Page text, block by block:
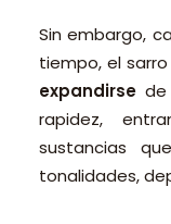
Sin embargo,
tiempo, el
expandirse
rapidez,
sustancias
tonalidades,